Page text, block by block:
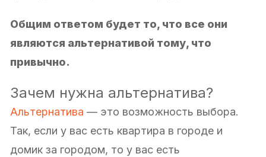
Общим ответом будет то, что все они
являются альтернативой тому, что
привычно.
Зачем нужна альтернатива?
Альтернатива — это возможность выбора.
Так, если у вас есть квартира в городе и
домик за городом, то у вас есть